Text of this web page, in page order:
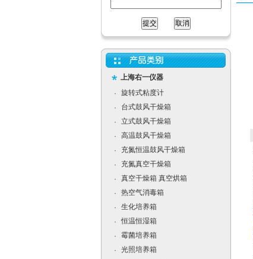
上海右一仪器
·
旋转式粘度计
·
台式鼓风干燥箱
·
立式鼓风干燥箱
·
高温鼓风干燥箱
·
充氮恒温鼓风干燥箱
·
充氮真空干燥箱
·
真空干燥箱 真空烘箱
·
热空气消毒箱
·
生化培养箱
·
恒温恒湿箱
·
霉菌培养箱
·
光照培养箱